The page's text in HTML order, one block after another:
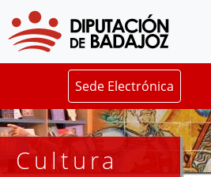
Sede Electrónica
Cultura